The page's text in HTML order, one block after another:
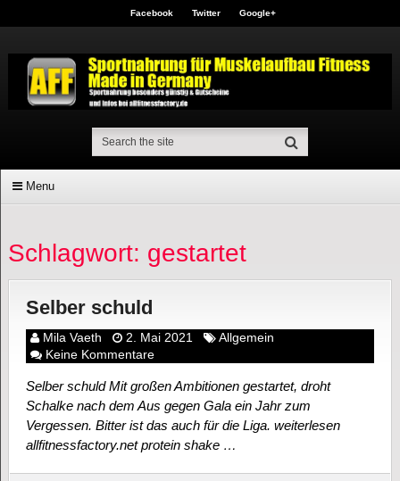
Facebook Twitter Google+
Menu
Schlagwort: gestartet
Selber schuld
Mila Vaeth 2. Mai 2021
Allgemein
Keine Kommentare
Selber schuld Mit großen Ambitionen gestartet, droht
Schalke nach dem Aus gegen Gala ein Jahr zum
Vergessen. Bitter ist das auch für die Liga. weiterlesen
allfitnessfactory.net protein shake …